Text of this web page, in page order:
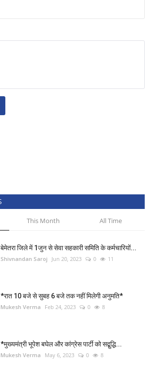
This Month All Time
बेमेतरा जिले में 1जुन से सेवा सहकारी समिति के कर्मचारियों...
Shivnandan Saroj Jun 20, 2023 0 11
*रात 10 बजे से सुबह 6 बजे तक नहीं मिलेगी अनुमति*
Mukesh Verma Feb 24, 2023 0 8
*मुख्यमंत्री भूपेश बघेल और कांग्रेस पार्टी को सद्बुद्धि...
Mukesh Verma May 6, 2023 0 8